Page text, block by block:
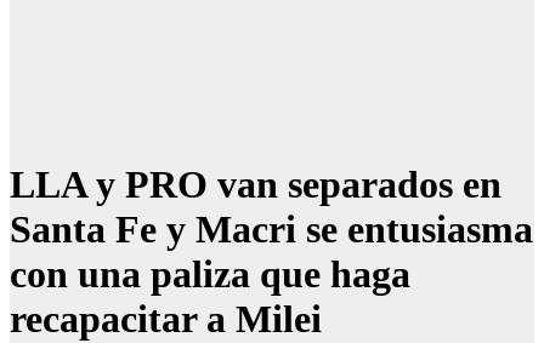
LLA y PRO van separados en
Santa Fe y Macri se entusiasma
con una paliza que haga
recapacitar a Milei